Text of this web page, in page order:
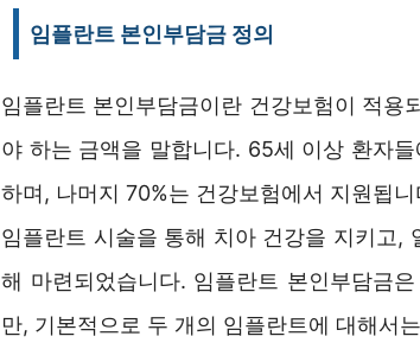
임플란트 본인부담금 정의
임플란트 본인부담금이란 건강보험이 적용
야 하는 금액을 말합니다. 65세 이상 환자
하며, 나머지 70%는 건강보험에서 지원됩
임플란트 시술을 통해 치아 건강을 지키고,
해 마련되었습니다. 임플란트 본인부담금
만, 기본적으로 두 개의 임플란트에 대해서